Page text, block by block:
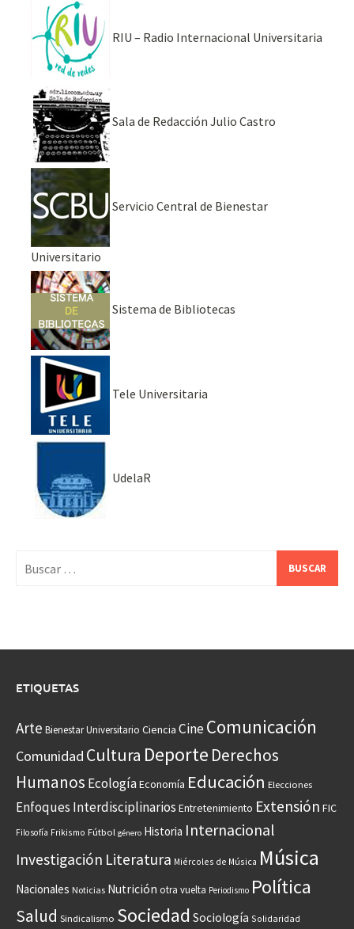
RIU – Radio Internacional Universitaria
Sala de Redacción Julio Castro
Servicio Central de Bienestar
Universitario
Sistema de Bibliotecas
Tele Universitaria
UdelaR
ETIQUETAS
Arte Bienestar Universitario Ciencia CineComunicación
Comunidad Cultura Deporte Derechos
Humanos EcologíaEconomía Educación Elecciones
Enfoques Interdisciplinarios Entretenimiento Extensión FIC
Filosofía Frikismo Fútbol género Historia Internacional
Investigación Literatura Miércoles de Música Música
Nacionales Noticias Nutrición otra vuelta Periodismo Política
Salud Sindicalismo Sociedad Sociología Solidaridad